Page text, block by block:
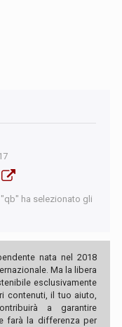
ha selezionato gli
nata nel 2018
Ma la libera
esclusivamente
contenuti, il tuo aiuto,
a garantire
farà la differenza per